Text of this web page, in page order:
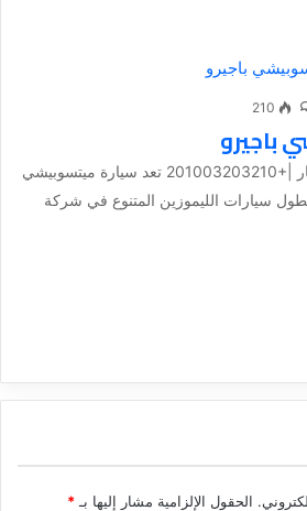
210
باجيرو
ميتسوبيشي باجيرو للإيجار |+201003203210 تعد سيارة ميتسوبيشي
سيارات الليموزين المتنوع في شركة
الحقول الإلزامية مشار إليها بـ *